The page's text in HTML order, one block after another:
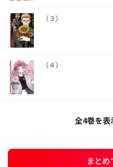
（３）
（４）
全4巻を表
まとめ